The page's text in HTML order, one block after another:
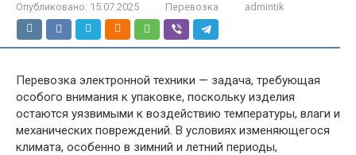
Опубликовано: 15.07.2025 Перевозка admintik
Перевозка электронной техники — задача, требующая
особого внимания к упаковке, поскольку изделия
остаются уязвимыми к воздействию температуры, влаги и
механических повреждений. В условиях изменяющегося
климата, особенно в зимний и летний периоды,